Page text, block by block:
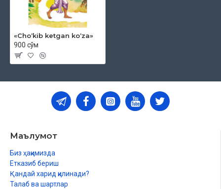
«Choʻkib ketgan koʻza»
900 сўм
Маълумот
Биз ҳақимизда
Етказиб бериш
Қандай харид қилинади?
Талаб ва шартлар